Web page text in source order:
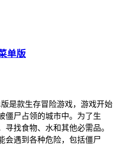
单版
是款生存冒险游戏，游戏开始
僵尸占领的城市中。为了生
寻找食物、水和其他必需品。
会遇到各种危险，包括僵尸